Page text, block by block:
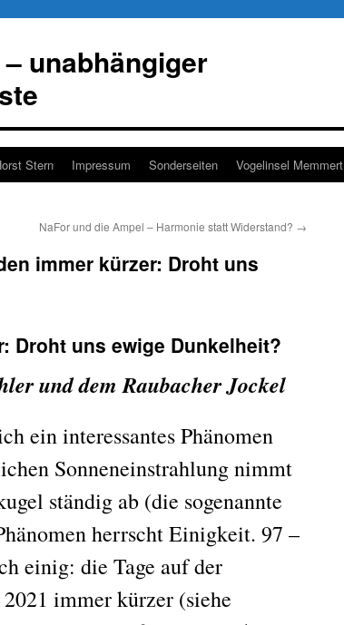
unabhängiger
Stern Impressum Sonderseiten Vogelinsel Memmert
NaFor und die Ampel – Harmonie statt Widerstand? →
immer kürzer: Droht uns
Droht uns ewige Dunkelheit?
und dem Raubacher Jockel
ein interessantes Phänomen
Sonneneinstrahlung nimmt
ständig ab (die sogenannte
herrscht Einigkeit. 97 –
einig: die Tage auf der
immer kürzer (siehe